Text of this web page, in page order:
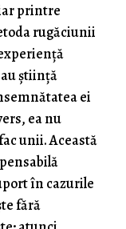
printre
rugăciunii
ştiinţă
ei
ea nu
unii. Această
în cazurile
fără